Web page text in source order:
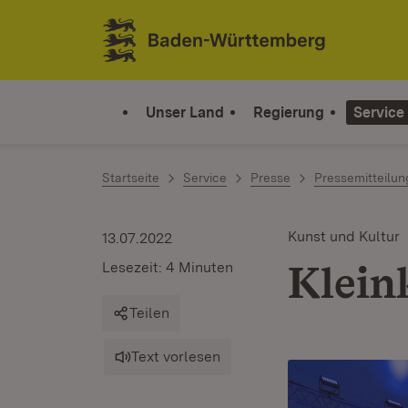
Zum Inhalt springen
Link zur Startseite
Unser Land Regierung Service
Startseite Service Presse
Kunst und Kultur
13.07.2022
Lesezeit: 4 Minuten
Teilen
Text vorlesen